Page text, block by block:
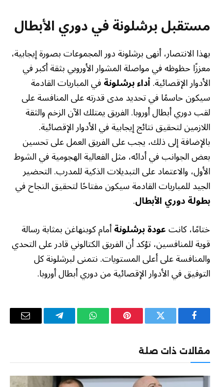
مستقبل برشلونة في دوري الأبطال
بهذا الانتصار، أنهى برشلونة دور المجموعات بصورة إيجابية،
معززًا حظوظه في مواصلة المشوار الأوروبي بثقة أكبر في
الأدوار الإقصائية.أداء برشلونةفي المباريات القادمة
سيكون حاسمًا في تحديد مدى قدرته على المنافسة على
لقب دوري أبطال أوروبا. الفريق يمتلك الآن الزخم والثقة
اللازمين لتحقيق نتائج إيجابية في الأدوار الإقصائية.
بالإضافة إلى ذلك، يجب على الفريق العمل على تحسين
بعض الجوانب في أدائه، مثل الفعالية الهجومية في الشوط
الأول، والاعتماد على التبديلات الذكية للمدرب. التحضير
الجيد للمباريات القادمة سيكون مفتاحًا لتحقيق النجاح في
بطولة دوري الأبطال.
ختامًا، كانتعودة برشلونةأمام كوبنهاغن بمثابة رسالة
قوية للمنافسين، تؤكد أن الفريق الكتالوني قادر على التحدي
والمنافسة على أعلى المستويات. نتمنى لبرشلونة كل
التوفيق في الأدوار الإقصائية من دوري أبطال أوروبا.
فيسبوك تويتر بينتيريستواتساب تيلقرام
البريد
مقالات ذات صلة